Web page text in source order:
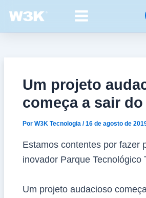
para
o
Main
Menu
Um projeto
começa a sair
Por W3K Tecnologia /16 de agosto de
Estamos contentes por fazer
inovador Parque Tecnológico
Um projeto audacioso
navigation